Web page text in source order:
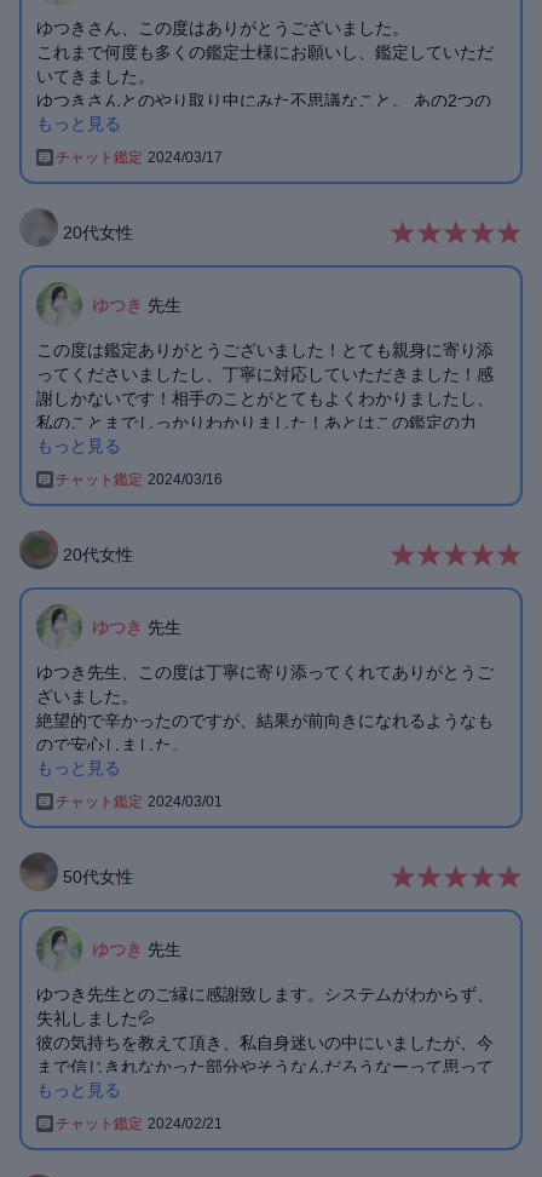
ゆつきさん、この度はありがとうございました。
これまで何度も多くの鑑定士様にお願いし、鑑定していただ
いてきました。
ゆつきさんとのやり取り中にみた不思議なこと。 あの2つの
夢はリアルで、彼からのメッセージ、お母様からのメッセー
ジ、両方受け取ることができました。 彼の声が耳元で聞こえ
ばかりでした。
大変人気の鑑定士様だということも納得できます。 やさしい
メッセージに何度も涙があふれました。 本当にありがとうご
ざいます。
また是非よろしくお願いいたします
もっと見る
チャット鑑定 2024/03/17
20代女性
ゆつき 先生
この度は鑑定ありがとうございました！とても親身に寄り添
ってくださいましたし、丁寧に対応していただきました！感
謝しかないです！相手のことがとてもよくわかりましたし、
私のことまでしっかりわかりました！あとはこの鑑定の力
で、私ががんばるだけです！本当に、この度はありがとうご
ざいました！！
もっと見る
チャット鑑定 2024/03/16
20代女性
ゆつき 先生
ゆつき先生、この度は丁寧に寄り添ってくれてありがとうご
ざいました。
絶望的で辛かったのですが、結果が前向きになれるようなも
ので安心しました。
自分の気持ちに素直になって彼のところに会いに行きたいと
思います。
もっと見る
チャット鑑定 2024/03/01
50代女性
ゆつき 先生
ゆつき先生とのご縁に感謝致します。システムがわからず、
失礼しました💦
彼の気持ちを教えて頂き、私自身迷いの中にいましたが、今
まで信じきれなかった部分やそうなんだろうなーって思って
た事を言われて、そことちゃんと向き合っていこうと思いま
した。彼の問題というより私自身の問題、課題だと受け止め
もっと見る
チャット鑑定 2024/02/21